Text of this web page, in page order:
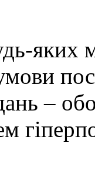
яких
–